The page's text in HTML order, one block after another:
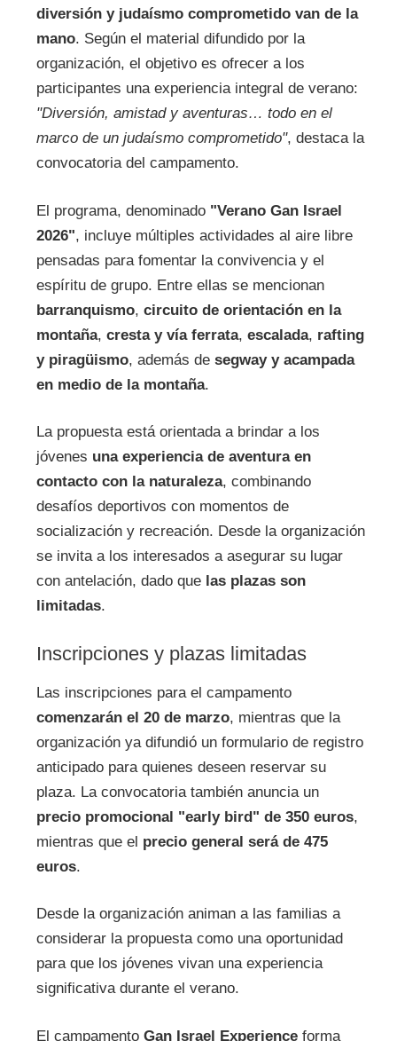
diversión y judaísmo comprometido van de la
mano. Según el material difundido por la
organización, el objetivo es ofrecer a los
participantes una experiencia integral de verano:
"Diversión, amistad y aventuras… todo en el
marco de un judaísmo comprometido", destaca la
convocatoria del campamento.
El programa, denominado "Verano Gan Israel
2026", incluye múltiples actividades al aire libre
pensadas para fomentar la convivencia y el
espíritu de grupo. Entre ellas se mencionan
barranquismo, circuito de orientación en la
montaña, cresta y vía ferrata, escalada, rafting
y piragüismo, además de segway y acampada
en medio de la montaña.
La propuesta está orientada a brindar a los
jóvenes una experiencia de aventura en
contacto con la naturaleza, combinando
desafíos deportivos con momentos de
socialización y recreación. Desde la organización
se invita a los interesados a asegurar su lugar
con antelación, dado que las plazas son
limitadas.
Inscripciones y plazas limitadas
Las inscripciones para el campamento
comenzarán el 20 de marzo, mientras que la
organización ya difundió un formulario de registro
anticipado para quienes deseen reservar su
plaza. La convocatoria también anuncia un
precio promocional "early bird" de 350 euros,
mientras que el precio general será de 475
euros.
Desde la organización animan a las familias a
considerar la propuesta como una oportunidad
para que los jóvenes vivan una experiencia
significativa durante el verano.
El campamento Gan Israel Experienceforma